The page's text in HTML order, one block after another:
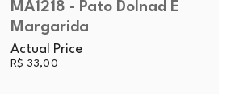
MA1218 - Pato Dolnad E
Margarida
Actual Price
R$ 33,00